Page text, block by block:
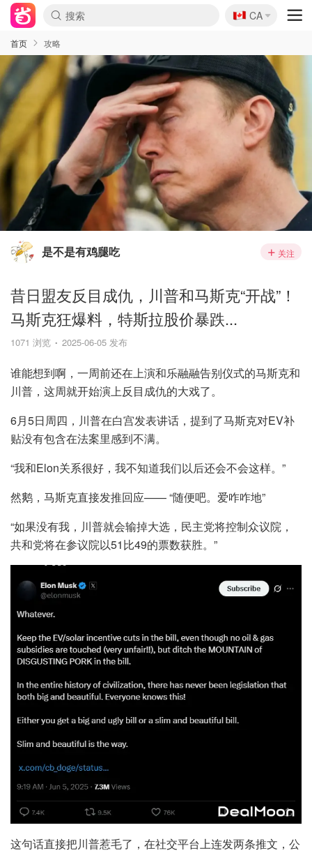
🇨🇦
CA
首页 攻略
是不是有鸡腿吃 关注
昔日盟友反目成仇，川普和马斯克“开战”！
马斯克狂爆料，特斯拉股价暴跌...
1071 浏览 2025-06-05 发布
谁能想到啊，一周前还在上演和乐融融告别仪式的马斯克和
川普，这周就开始演上反目成仇的大戏了。
6月5日周四，川普在白宫发表讲话，提到了马斯克对EV补
贴没有包含在法案里感到不满。
“我和Elon关系很好，我不知道我们以后还会不会这样。”
然鹅，马斯克直接发推回应—— “随便吧。爱咋咋地”
“如果没有我，川普就会输掉大选，民主党将控制众议院，
共和党将在参议院以51比49的票数获胜。”
这句话直接把川普惹毛了，在社交平台上连发两条推文，公